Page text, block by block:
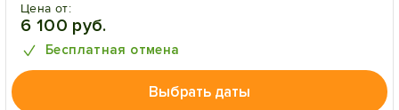
Цена от:
6 100 руб.
Бесплатная отмена
Выбрать даты